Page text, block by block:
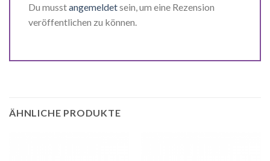
Du musstangemeldetsein, um eine Rezension
veröffentlichen zu können.
ÄHNLICHE PRODUKTE